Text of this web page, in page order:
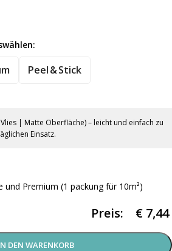
Peel & Stick
| Matte Oberfläche) – leicht und einfach zu
Einsatz.
und Premium (1 packung für 10m²)
Preis: € 7,44
DEN WARENKORB